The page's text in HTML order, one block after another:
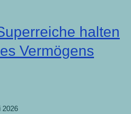
halten
Vermögens
2026